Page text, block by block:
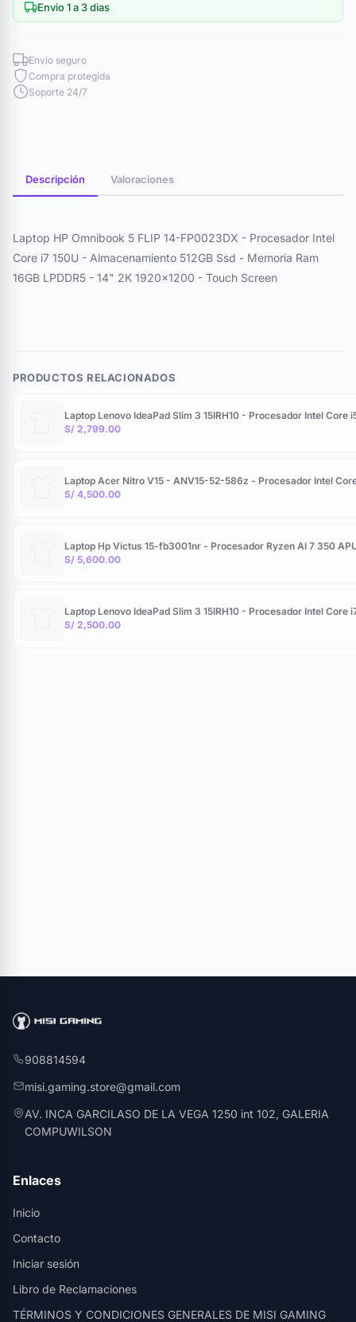
Envio 1 a 3 dias
Envío seguro
Compra protegida
Soporte 24/7
Descripción Valoraciones
Laptop HP Omnibook 5 FLIP 14-FP0023DX - Procesador Intel
Core i7 150U - Almacenamiento 512GB Ssd - Memoria Ram
16GB LPDDR5 - 14" 2K 1920x1200 - Touch Screen
PRODUCTOS RELACIONADOS
Laptop Lenovo IdeaPad Slim 3 15IRH10 - Procesador Intel
S/ 2,799.00
Laptop Acer Nitro V15 - ANV15-52-586z - Procesador Intel
S/ 4,500.00
Laptop Hp Victus 15-fb3001nr - Procesador Ryzen AI 7 350
S/ 5,600.00
Laptop Lenovo IdeaPad Slim 3 15IRH10 - Procesador Intel
S/ 2,500.00
908814594
misi.gaming.store@gmail.com
AV. INCA GARCILASO DE LA VEGA 1250 int 102, GALERIA
COMPUWILSON
Enlaces
Inicio
Contacto
Iniciar sesión
Libro de Reclamaciones
TÉRMINOS Y CONDICIONES GENERALES DE MISI GAMING